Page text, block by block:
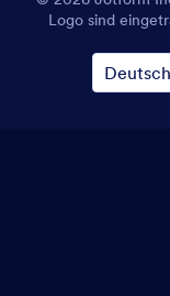
Logo sind